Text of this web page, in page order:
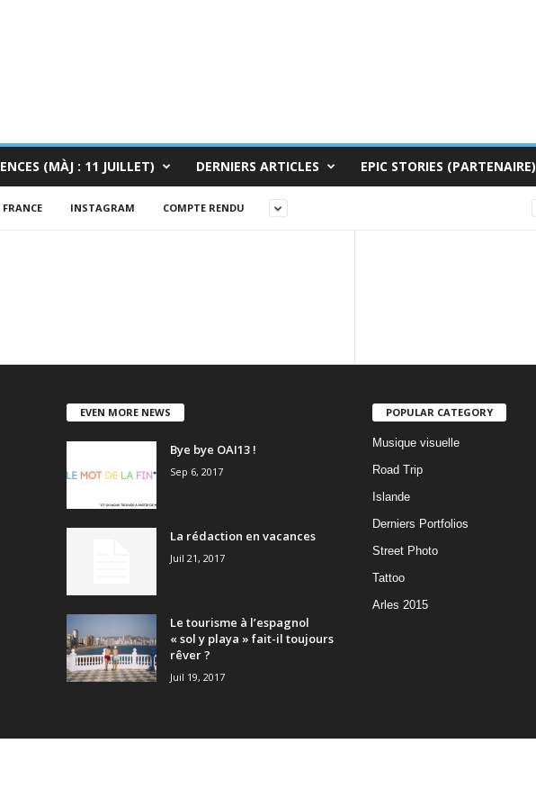
(MÀJ : 11 JUILLET) DERNIERS ARTICLES EPIC STORIES (PARTENAIRE)
FRANCE INSTAGRAM COMPTE RENDU
EVEN MORE NEWS
Bye bye OAI13 !
Sep 6, 2017
La rédaction en vacances
Juil 21, 2017
Le tourisme à l’espagnol
« sol y playa » fait-il toujours
rêver ?
Juil 19, 2017
POPULAR CATEGORY
Musique visuelle
Road Trip
Islande
Derniers Portfolios
Street Photo
Tattoo
Arles 2015